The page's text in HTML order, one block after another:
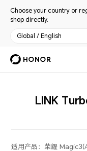
Choose your country or
shop directly.
Global / English
LINK
适用产品： 荣耀